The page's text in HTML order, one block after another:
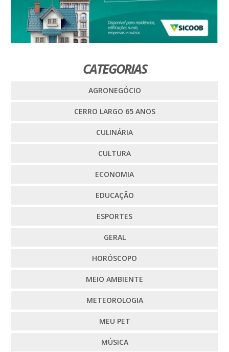
CATEGORIAS
AGRONEGÓCIO
CERRO LARGO 65 ANOS
CULINÁRIA
CULTURA
ECONOMIA
EDUCAÇÃO
ESPORTES
GERAL
HORÓSCOPO
MEIO AMBIENTE
METEOROLOGIA
MEU PET
MÚSICA